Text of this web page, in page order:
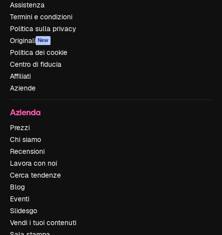
Assistenza
Termini e condizioni
Politica sulla privacy
Originali New
Politica dei cookie
Centro di fiducia
Affiliati
Aziende
Azienda
Prezzi
Chi siamo
Recensioni
Lavora con noi
Cerca tendenze
Blog
Eventi
Slidesgo
Vendi i tuoi contenuti